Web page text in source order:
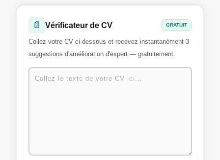
📄 Vérificateur de CV GRATUIT
Collez votre CV ci-dessous et recevez instantanément 3
suggestions d'amélioration d'expert — gratuitement.